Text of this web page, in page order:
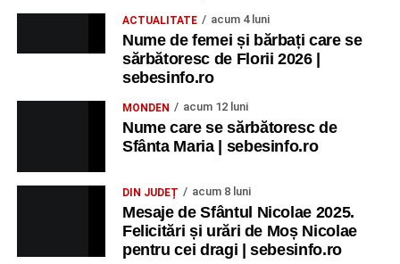
Trupa de Dansuri Săsești.
Ora 20.30– Parcul Tineretului: proiecția filmului pentru
„Străjerii Deltei”(România, 2021), film de familie și
JOI, 27 AUGUST 2026
Grădina Muzeului Municipal „Ioan
Raica” Sebeș
Sărbătoarea Seniorilor
– festivitatea de
ACTUALITATE acum 4 luni
Nume de femei și bărbați care se
sărbătoresc de Florii 2026 |
sebesinfo.ro
MONDEN acum 12 luni
Nume care se sărbătoresc de
Sfânta Maria | sebesinfo.ro
DIN JUDEȚ acum 8 luni
Mesaje de Sfântul Nicolae 2025.
Felicitări și urări de Moș Nicolae
pentru cei dragi | sebesinfo.ro